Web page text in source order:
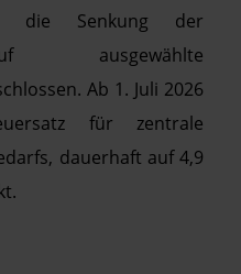
die Senkung der
ausgewählte
Ab 1. Juli 2026
für zentrale
dauerhaft auf 4,9